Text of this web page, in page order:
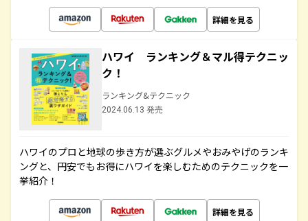
詳細を見る
ハワイ ランキング＆マル得テクニッ
ク！
ランキング&テクニック
2024.06.13 発売
ハワイのプロと地球の歩き方が選ぶグルメやおみやげのランキ
ングと、円安でもお得にハワイを楽しむためのテクニックを一
挙紹介！
詳細を見る